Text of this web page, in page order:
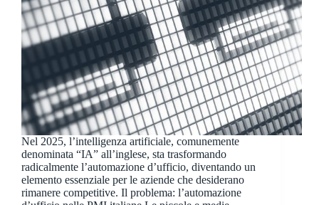
Nel 2025, l’intelligenza artificiale, comunemente
denominata “IA” all’inglese, sta trasformando
radicalmente l’automazione d’ufficio, diventando un
elemento essenziale per le aziende che desiderano
rimanere competitive. Il problema: l’automazione